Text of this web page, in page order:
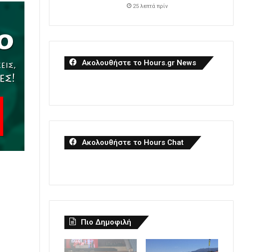
25 λεπτά πρίν
Ακολουθήστε το Hours.gr News
Ακολουθήστε το Hours Chat
Πιο Δημοφιλή